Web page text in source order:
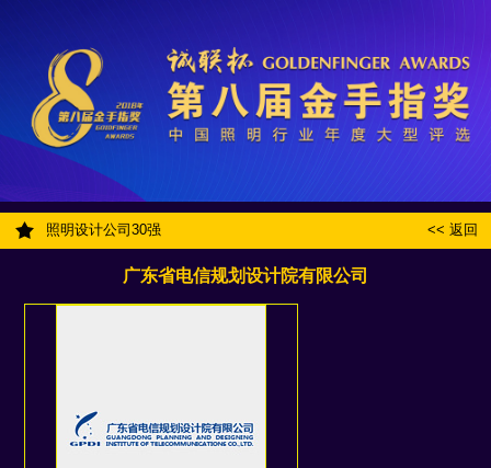
<< 返回
照明设计公司30强
广东省电信规划设计院有限公司